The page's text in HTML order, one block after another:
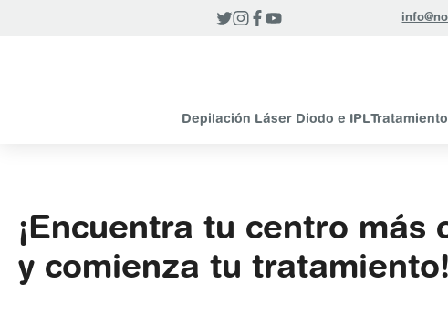
Depilación Láser Diodo e IPL
¡Encuentra tu centro más
y comienza tu tratamiento!